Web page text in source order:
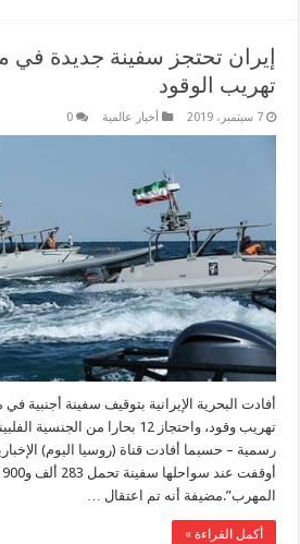
إيران تحتجز سفينة جديدة في
تهريب الوقود
7 سبتمبر، 2019 أخبار عالمية 0
أفادت البحرية الإيرانية بتوقيف سفينة أجنبية في
تهريب وقود، واحتجاز 12 بحارا من
رسمية – حسبما أفادت قناة (روسيا اليوم)
المهرب”.مضيفة أنه تم اعتقال …
أكمل القراءة »